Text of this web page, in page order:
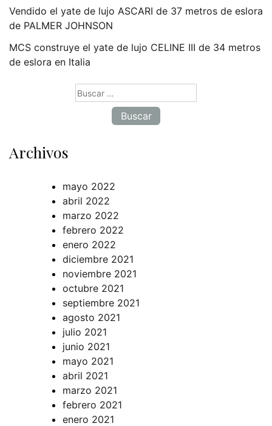
Vendido el yate de lujo ASCARI de 37 metros de eslora
de PALMER JOHNSON
MCS construye el yate de lujo CELINE III de 34 metros
de eslora en Italia
Archivos
mayo 2022
abril 2022
marzo 2022
febrero 2022
enero 2022
diciembre 2021
noviembre 2021
octubre 2021
septiembre 2021
agosto 2021
julio 2021
junio 2021
mayo 2021
abril 2021
marzo 2021
febrero 2021
enero 2021